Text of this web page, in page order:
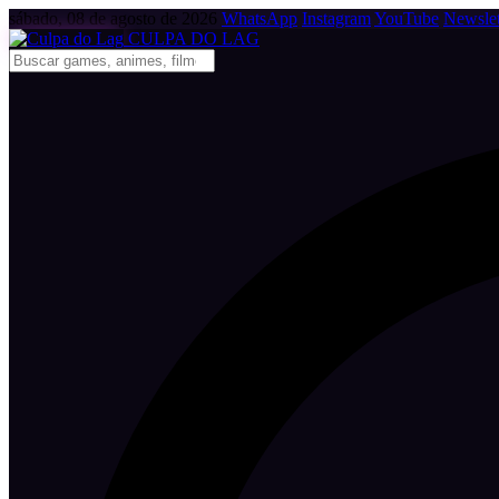
sábado, 08 de agosto de 2026 WhatsApp InstagramYouTube
CULPA DO LAG